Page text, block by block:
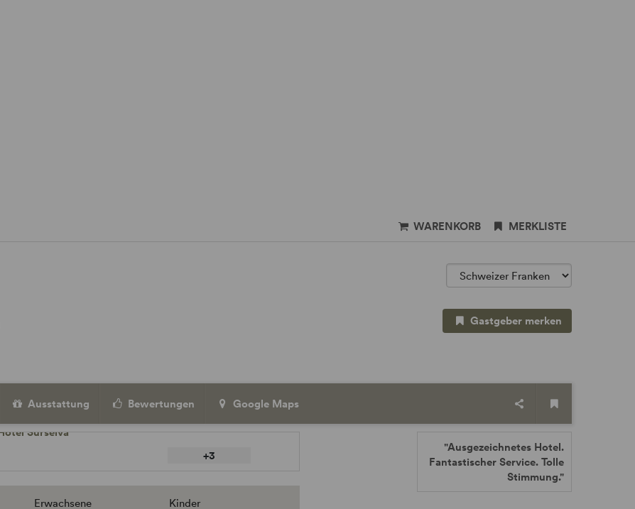
WARENKORB MERKLISTE
Gastgeber merken
Ausstattung Bewertungen Google Maps
+3
Erwachsene Kinder
"Ausgezeichnetes Hotel.
Fantastischer Service. Tolle
Stimmung."